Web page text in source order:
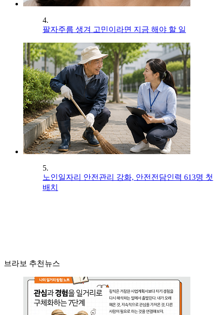
4.
팔자주름 생겨 고민이라면 지금 해야 할 일
5.
노인일자리 안전관리 강화, 안전전담인력 613명 첫
배치
브라보 추천뉴스